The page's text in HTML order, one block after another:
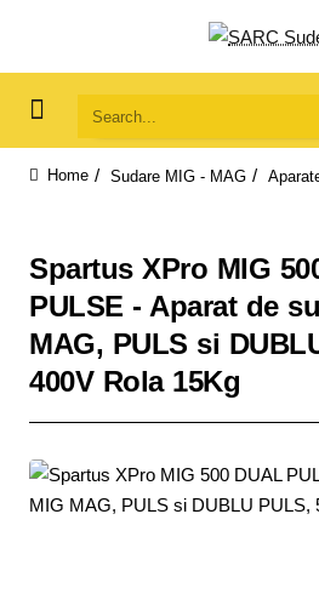
Search...
Sudare MIG - MAG
Spartus XPro MIG
PULSE - Aparat de
MAG, PULS si
400V Rola 15Kg